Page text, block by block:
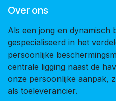
Over ons
Als een jong en dynamisch
gespecialiseerd in het
persoonlijke
centrale ligging naast de
onze persoonlijke aanpak,
als toeleverancier.